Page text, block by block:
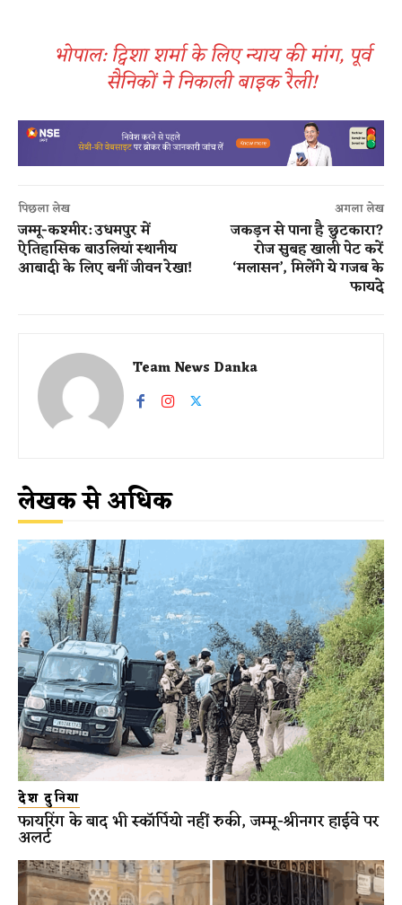
भोपाल: ट्विशा शर्मा के लिए न्याय की मांग, पूर्व
सैनिकों ने निकाली बाइक रैली!
पिछला लेख
जम्मू-कश्मीर: उधमपुर में
ऐतिहासिक बाउलियां स्थानीय
आबादी के लिए बनीं जीवन रेखा!
अगला लेख
जकड़न से पाना है छुटकारा?
रोज सुबह खाली पेट करें
‘मलासन’, मिलेंगे ये गजब के
फायदे
Team News Danka
लेखक से अधिक
देश दुनिया
फायरिंग के बाद भी स्कॉर्पियो नहीं रुकी, जम्मू-श्रीनगर हाईवे पर
अलर्ट